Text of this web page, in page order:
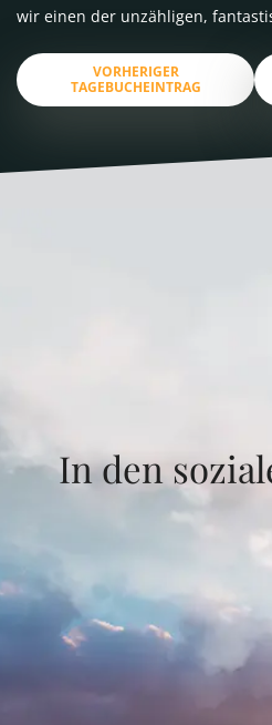
wir einen der unzähligen,
VORHERIGER
TAGEBUCHEINTRAG
In den